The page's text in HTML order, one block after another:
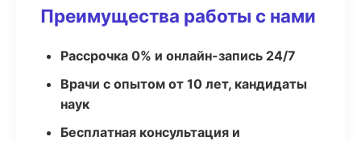
Преимущества работы с нами
Рассрочка 0% и онлайн-запись 24/7
Врачи с опытом от 10 лет, кандидаты
наук
Бесплатная консультация и